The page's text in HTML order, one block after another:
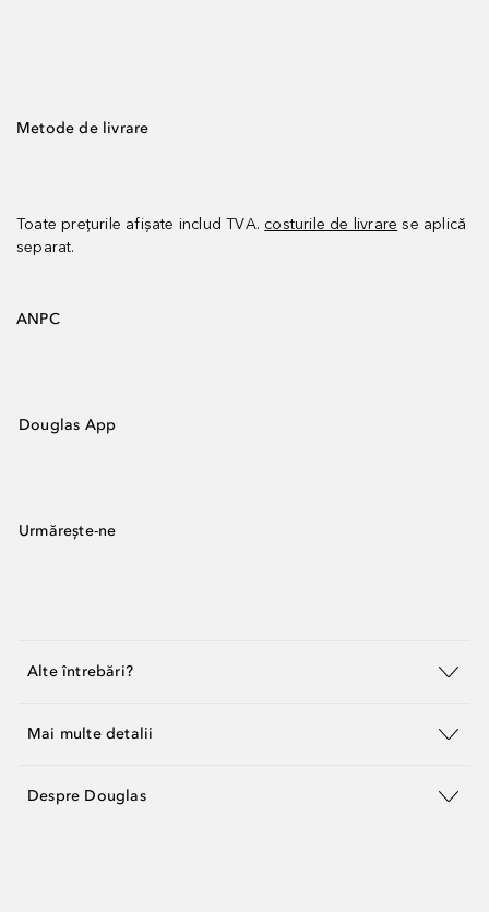
Metode de livrare
Toate prețurile afișate includ TVA. costurile de livrare se aplică
separat.
ANPC
Douglas App
Urmărește-ne
Alte întrebări?
Mai multe detalii
Despre Douglas